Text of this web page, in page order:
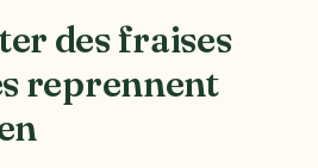
des fraises
reprennent